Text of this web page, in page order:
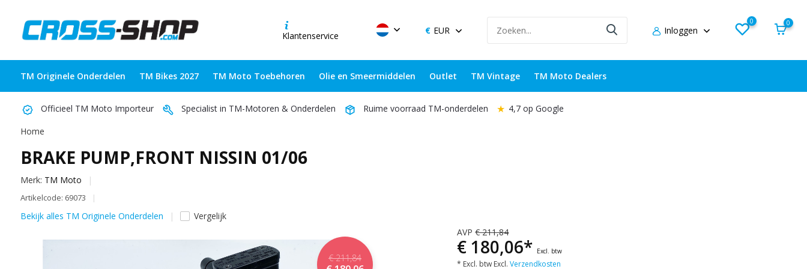
Klantenservice EUR Inloggen
0 0
TM Originele Onderdelen TM Bikes 2027 TM Moto Toebehoren Olie en Smeermiddelen Outlet TM Vintage TM Moto Dealers
Officieel TM Moto Importeur Specialist in TM-Motoren & Onderdelen Ruime voorraad TM-onderdelen ★ 4,7 op Google
Home
BRAKE PUMP,FRONT NISSIN 01/06
Merk: TM Moto
Artikelcode: 69073
Bekijk alles TM Originele Onderdelen Vergelijk
€ 211,84
AVP€ 211,84
€ 180,06* Excl. btw
* Excl. btw Excl.Verzendkosten